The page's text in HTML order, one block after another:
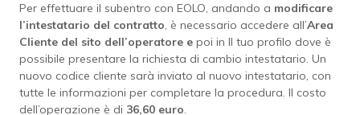
Per effettuare il subentro con EOLO, andando a modificare
l’intestatario del contratto, è necessario accedere all’Area
Cliente del sito dell’operatore e poi in Il tuo profilo dove è
possibile presentare la richiesta di cambio intestatario. Un
nuovo codice cliente sarà inviato al nuovo intestatario, con
tutte le informazioni per completare la procedura. Il costo
dell’operazione è di 36,60 euro.